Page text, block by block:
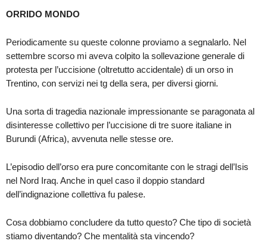
ORRIDO MONDO
Periodicamente su queste colonne proviamo a segnalarlo. Nel
settembre scorso mi aveva colpito la sollevazione generale di
protesta per l’uccisione (oltretutto accidentale) di un orso in
Trentino, con servizi nei tg della sera, per diversi giorni.
Una sorta di tragedia nazionale impressionante se paragonata al
disinteresse collettivo per l’uccisione di tre suore italiane in
Burundi (Africa), avvenuta nelle stesse ore.
L’episodio dell’orso era pure concomitante con le stragi dell’Isis
nel Nord Iraq. Anche in quel caso il doppio standard
dell’indignazione collettiva fu palese.
Cosa dobbiamo concludere da tutto questo? Che tipo di società
stiamo diventando? Che mentalità sta vincendo?